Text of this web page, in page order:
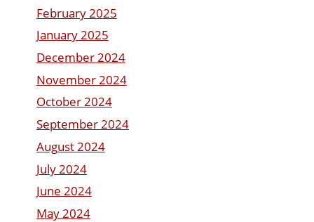
February 2025
January 2025
December 2024
November 2024
October 2024
September 2024
August 2024
July 2024
June 2024
May 2024